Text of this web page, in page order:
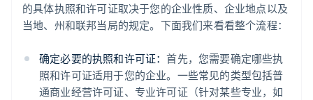
的具体执照和许可证取决于您的企业性质、企业地点以及
当地、州和联邦当局的规定。下面我们来看看整个流程：
确定必要的执照和许可证：首先，您需要确定哪些执
照和许可证适用于您的企业。一些常见的类型包括普
通商业经营许可证、专业许可证（针对某些专业，如